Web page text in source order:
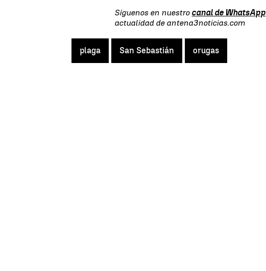
Síguenos en nuestro canal de WhatsApp
actualidad de antena3noticias.com
plaga San Sebastián orugas